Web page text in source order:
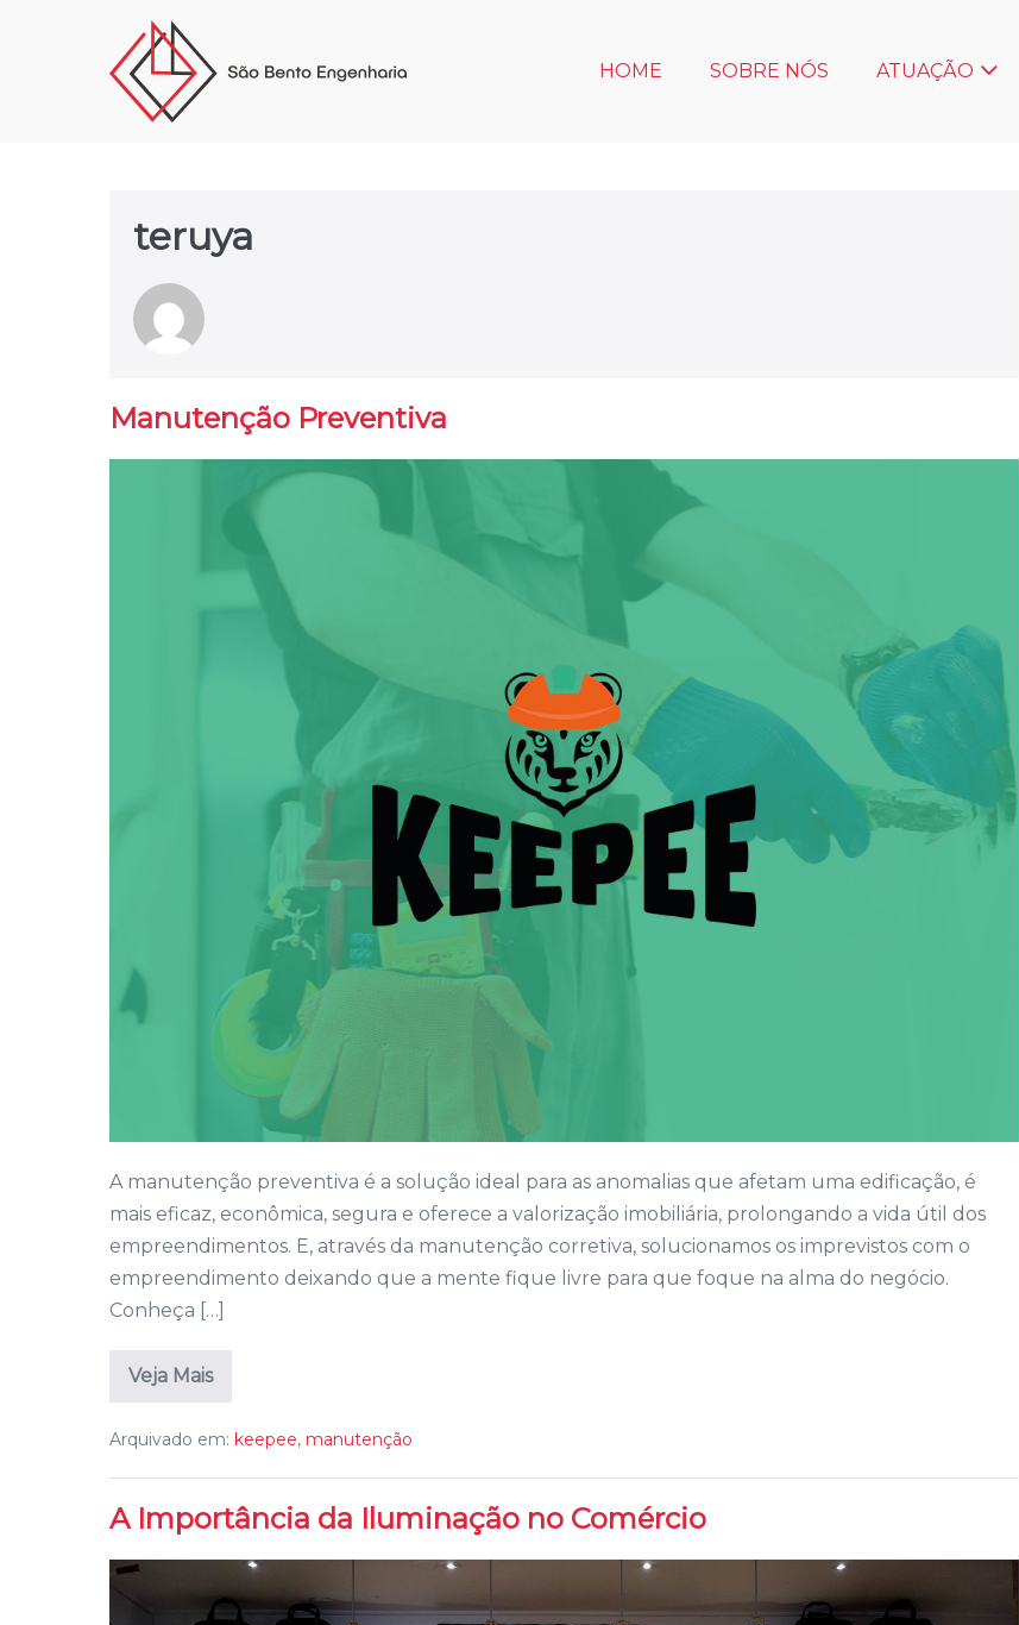
HOME SOBRE NÓS ATUAÇÃO
teruya
Manutenção Preventiva
A manutenção preventiva é a solução ideal para as anomalias que afetam uma edificação, é
mais eficaz, econômica, segura e oferece a valorização imobiliária, prolongando a vida útil dos
empreendimentos. E, através da manutenção corretiva, solucionamos os imprevistos com o
empreendimento deixando que a mente fique livre para que foque na alma do negócio.
Conheça […]
Veja Mais
Arquivado em: keepee, manutenção
A Importância da Iluminação no Comércio